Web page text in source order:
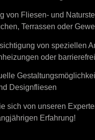
von Fliesen- und
Terrassen oder
von speziellen
oder
Designfliesen
sich von unseren
Erfahrung!